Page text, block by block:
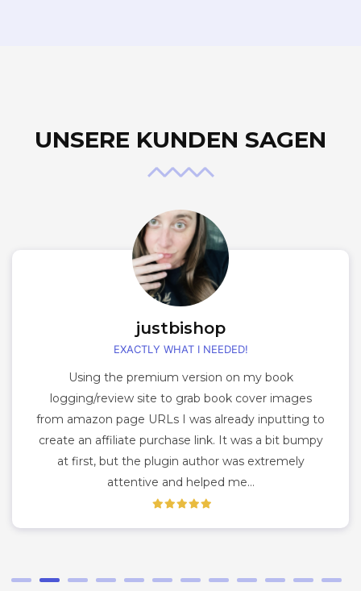
UNSERE KUNDEN SAGEN
justbishop
EXACTLY WHAT I NEEDED!
Using the premium version on my book
logging/review site to grab book cover images
from amazon page URLs I was already inputting to
create an affiliate purchase link. It was a bit bumpy
at first, but the plugin author was extremely
attentive and helped me…